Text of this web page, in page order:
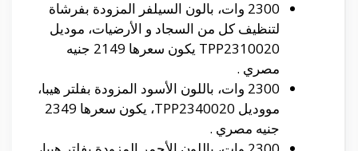
2300 وات، بالون السيلفر المزودة بفرشاة
لتنظيف كل من السجاد و الأرضيات، موديل
TPP2310020 يكون سعرها 2149 جنيه
مصري .
2300 وات، باللون الأسود المزودة بفلتر هيبا،
مووديل TPP2340020، يكون سعرها 2349
جنيه مصري .